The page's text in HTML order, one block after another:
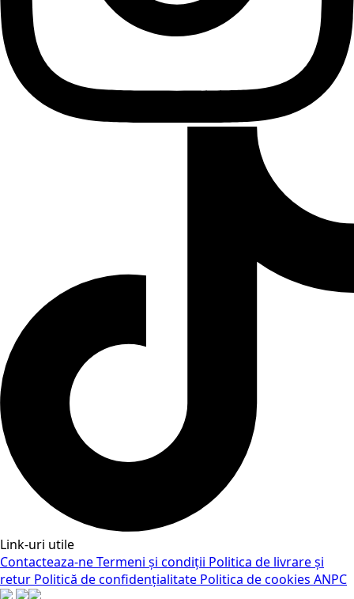
Link-uri utile
Contacteaza-neTermeni și condiții Politica de livrare și
retur Politică de confidențialitate Politica de cookies ANPC